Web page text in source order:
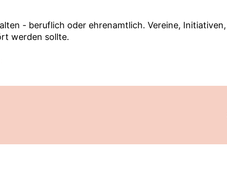
- beruflich oder ehrenamtlich. Vereine,
werden sollte.